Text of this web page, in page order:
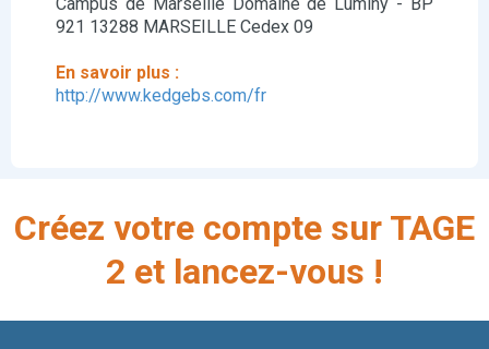
921 13288 MARSEILLE Cedex 09
En savoir plus :
http://www.kedgebs.com/fr
Créez votre compte sur TAGE
2 et lancez-vous !